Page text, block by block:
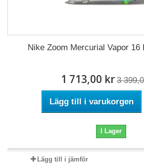
Nike Zoom Mercurial Vapor 16
1 713,00 kr 3
Lägg till i varukorgen
I Lager
Lägg till i jämför